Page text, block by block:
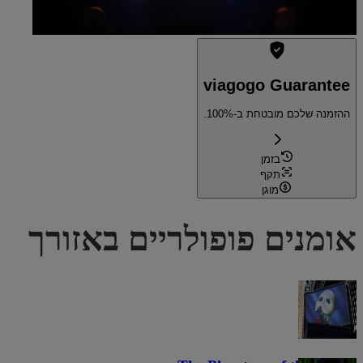
viagogo Guarantee
ההזמנה שלכם מובטחת ב-100%.
בזמן
תקף
מוגן
אומנים פופולריים באזורך